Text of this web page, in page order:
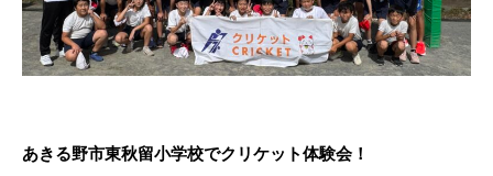
あきる野市東秋留小学校でクリケット体験会！